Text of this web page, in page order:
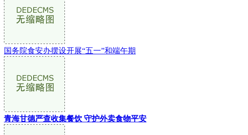
国务院食安办摆设开展“五一”和端午期
青海甘德严查收集餐饮 守护外卖食物平安